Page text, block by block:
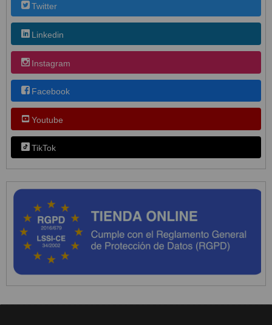
Twitter
Linkedin
Instagram
Facebook
Youtube
TikTok